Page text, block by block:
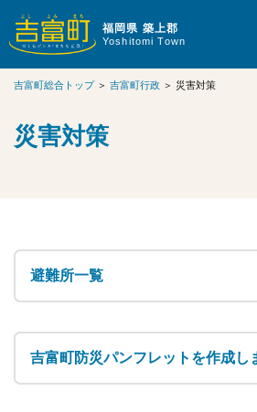
福岡県 築上郡
Yoshitomi Town
吉富町総合トップ＞ 吉富町行政 ＞ 災害対策
災害対策
避難所一覧
吉富町防災パンフレットを作成し